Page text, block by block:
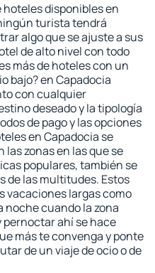
hoteles disponibles en
turista tendrá
algo que se ajuste a sus
de alto nivel con todo
más de hoteles con un
bajo? en Capadocia
con cualquier
deseado y la tipología
de pago y las opciones
en Capadocia se
zonas en las que se
populares, también se
de las multitudes. Estos
vacaciones largas como
noche cuando la zona
ahí se hace
más te convenga y ponte
de un viaje de ocio o de